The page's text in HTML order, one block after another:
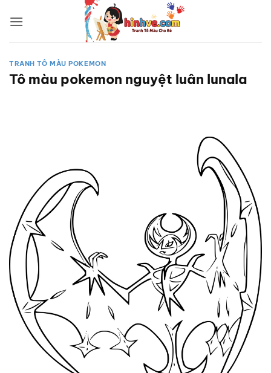
qua
TRANH TÔ MÀU POKEMON
Tô màu pokemon nguyệt luân lunala